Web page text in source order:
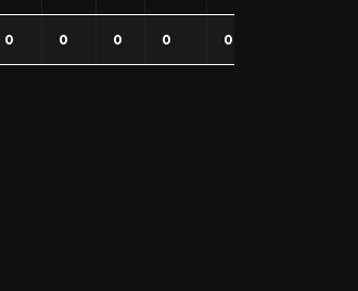
0 0 0 0 0